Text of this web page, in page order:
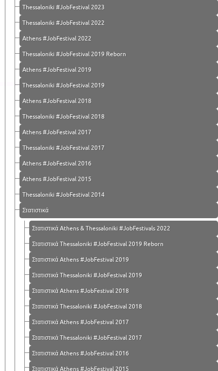
Thessaloniki #JobFestival 2023
Thessaloniki #JobFestival 2022
Athens #JobFestival 2022
Thessaloniki #JobFestival 2019 Reborn
Athens #JobFestival 2019
Thessaloniki #JobFestival 2019
Athens #JobFestival 2018
Thessaloniki #JobFestival 2018
Athens #JobFestival 2017
Τhessaloniki #JobFestival 2017
Athens #JobFestival 2016
Athens #JobFestival 2015
Thessaloniki #JobFestival 2014
Στατιστικά
Στατιστικά Athens & Thessaloniki #JobFestivals 2022
Στατιστικά Thessaloniki #JobFestival 2019 Reborn
Στατιστικά Athens #JobFestival 2019
Στατιστικά Thessaloniki #JobFestival 2019
Στατιστικά Athens #JobFestival 2018
Στατιστικά Thessaloniki #JobFestival 2018
Στατιστικά Athens #JobFestival 2017
Στατιστικά Thessaloniki #JobFestival 2017
Στατιστικά Athens #JobFestival 2016
Στατιστικά Athens #JobFestival 2015